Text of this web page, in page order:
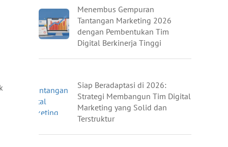
Menembus Gempuran
Tantangan Marketing 2026
dengan Pembentukan Tim
Digital Berkinerja Tinggi
Siap Beradaptasi di 2026:
Strategi Membangun Tim Digital
Marketing yang Solid dan
Terstruktur